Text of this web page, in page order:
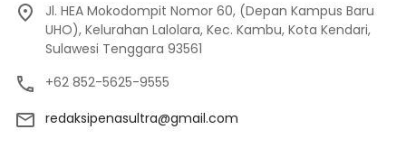
Jl. HEA Mokodompit Nomor 60, (Depan Kampus Baru
UHO), Kelurahan Lalolara, Kec. Kambu, Kota Kendari,
Sulawesi Tenggara 93561
+62 852-5625-9555
redaksipenasultra@gmail.com